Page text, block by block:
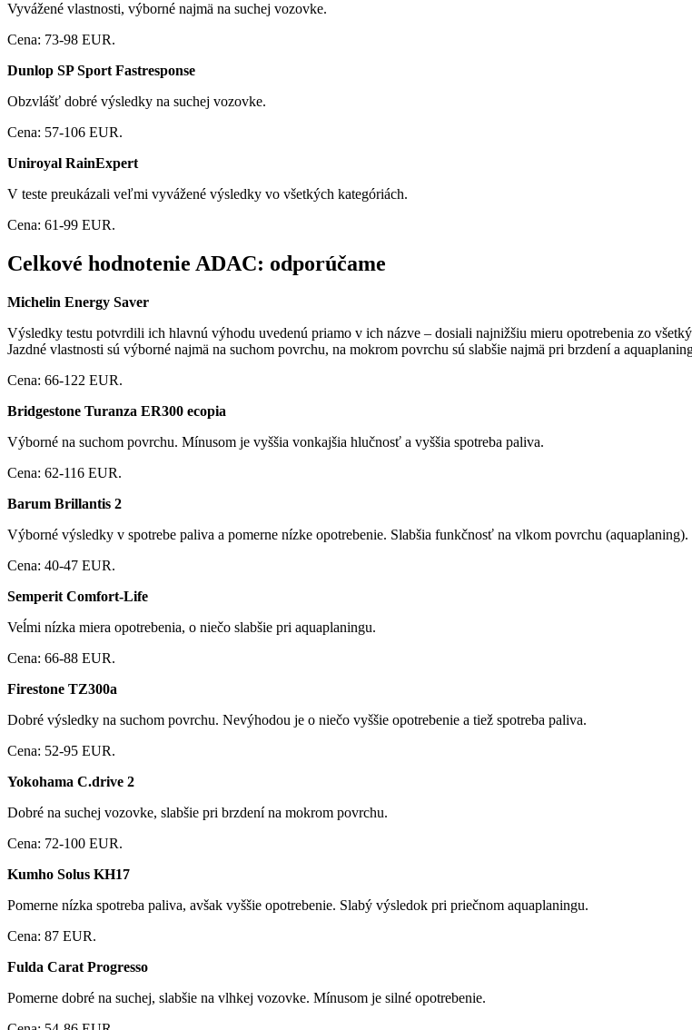
Vyvážené vlastnosti, výborné najmä na suchej vozovke.
Cena: 73-98 EUR.
Dunlop SP Sport Fastresponse
Obzvlášť dobré výsledky na suchej vozovke.
Cena: 57-106 EUR.
Uniroyal RainExpert
V teste preukázali veľmi vyvážené výsledky vo všetkých kategóriách.
Cena: 61-99 EUR.
Celkové hodnotenie ADAC: odporúčame
Michelin Energy Saver
Výsledky testu potvrdili ich hlavnú výhodu uvedenú priamo v ich názve – dosiali najnižšiu mieru opotrebenia zo
Jazdné vlastnosti sú výborné najmä na suchom povrchu, na mokrom povrchu sú slabšie najmä pri brzdení a
Cena: 66-122 EUR.
Bridgestone Turanza ER300 ecopia
Výborné na suchom povrchu. Mínusom je vyššia vonkajšia hlučnosť a vyššia spotreba paliva.
Cena: 62-116 EUR.
Barum Brillantis 2
Výborné výsledky v spotrebe paliva a pomerne nízke opotrebenie. Slabšia funkčnosť na vlkom povrchu (aquaplaning).
Cena: 40-47 EUR.
Semperit Comfort-Life
Veĺmi nízka miera opotrebenia, o niečo slabšie pri aquaplaningu.
Cena: 66-88 EUR.
Firestone TZ300a
Dobré výsledky na suchom povrchu. Nevýhodou je o niečo vyššie opotrebenie a tiež spotreba paliva.
Cena: 52-95 EUR.
Yokohama C.drive 2
Dobré na suchej vozovke, slabšie pri brzdení na mokrom povrchu.
Cena: 72-100 EUR.
Kumho Solus KH17
Pomerne nízka spotreba paliva, avšak vyššie opotrebenie. Slabý výsledok pri priečnom aquaplaningu.
Cena: 87 EUR.
Fulda Carat Progresso
Pomerne dobré na suchej, slabšie na vlhkej vozovke. Mínusom je silné opotrebenie.